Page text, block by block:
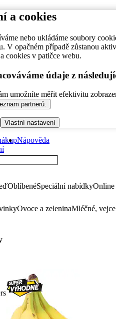
a cookies
nebo ukládáme soubory
V opačném případě zůstanou
cookies v patičce webu.
údaje z
umožníte měřit efektivitu
partnerů.
Vlastní nastavení
Nápověda
OblíbenéSpeciální nabídky
Ovoce a zeleninaMléčné,